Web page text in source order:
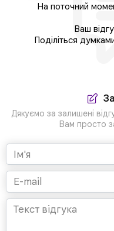
На поточний
Ваш
Поділіться
Дякуємо за залишені
Вам просто